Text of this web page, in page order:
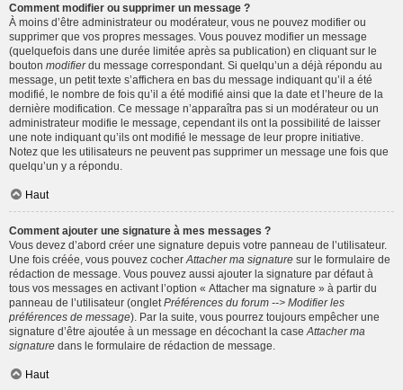
Comment modifier ou supprimer un message ?
À moins d’être administrateur ou modérateur, vous ne pouvez modifier ou
supprimer que vos propres messages. Vous pouvez modifier un message
(quelquefois dans une durée limitée après sa publication) en cliquant sur le
bouton modifierdu message correspondant. Si quelqu’un a déjà répondu au
message, un petit texte s’affichera en bas du message indiquant qu’il a été
modifié, le nombre de fois qu’il a été modifié ainsi que la date et l’heure de la
dernière modification. Ce message n’apparaîtra pas si un modérateur ou un
administrateur modifie le message, cependant ils ont la possibilité de laisser
une note indiquant qu’ils ont modifié le message de leur propre initiative.
Notez que les utilisateurs ne peuvent pas supprimer un message une fois que
quelqu’un y a répondu.
Haut
Comment ajouter une signature à mes messages ?
Vous devez d’abord créer une signature depuis votre panneau de l’utilisateur.
Une fois créée, vous pouvez cocher Attacher ma signature sur le formulaire de
rédaction de message. Vous pouvez aussi ajouter la signature par défaut à
tous vos messages en activant l’option « Attacher ma signature » à partir du
panneau de l’utilisateur (onglet Préférences du forum --> Modifier les
préférences de message). Par la suite, vous pourrez toujours empêcher une
signature d’être ajoutée à un message en décochant la case Attacher ma
signature dans le formulaire de rédaction de message.
Haut